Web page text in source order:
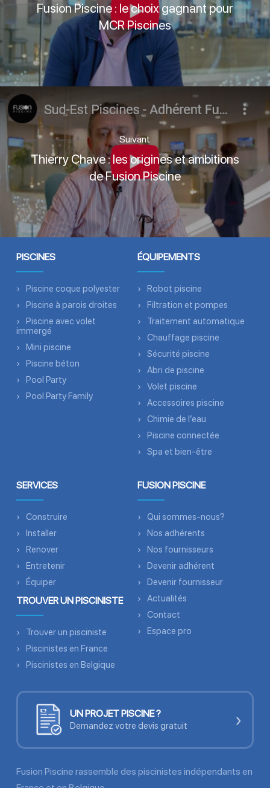
Fusion Piscine : le choix gagnant pour
MCR Piscines
Suivant
Thierry Chave : les origines et ambitions
de Fusion Piscine
PISCINES
Piscine coque polyester
Piscine à parois droites
Piscine avec volet
immergé
Mini piscine
Piscine béton
Pool Party
Pool Party Family
ÉQUIPEMENTS
Robot piscine
Filtration et pompes
Traitement automatique
Chauffage piscine
Sécurité piscine
Abri de piscine
Volet piscine
Accessoires piscine
Chimie de l’eau
Piscine connectée
Spa et bien-être
SERVICES
Construire
Installer
Renover
Entretenir
Équiper
TROUVER UN PISCINISTE
Trouver un pisciniste
Piscinistes en France
Piscinistes en Belgique
FUSION PISCINE
Qui sommes-nous?
Nos adhérents
Nos fournisseurs
Devenir adhérent
Devenir fournisseur
Actualités
Contact
Espace pro
UN PROJET PISCINE ?
Demandez votre devis gratuit ›
Fusion Piscine rassemble des piscinistes indépendants en